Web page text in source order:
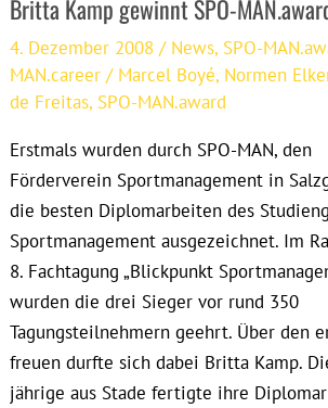
Britta Kamp gewinnt SPO-
4. Dezember 2008/ News, SPO-
MAN.career / Marcel Boyé, Normen
de Freitas, SPO-MAN.award
Erstmals wurden durch SPO-MAN, den
Förderverein Sportmanagement in
die besten Diplomarbeiten des
Sportmanagement ausgezeichnet. Im
8. Fachtagung „Blickpunkt
wurden die drei Sieger vor rund 350
Tagungsteilnehmern geehrt. Über den
freuen durfte sich dabei Britta Kamp.
jährige aus Stade fertigte ihre